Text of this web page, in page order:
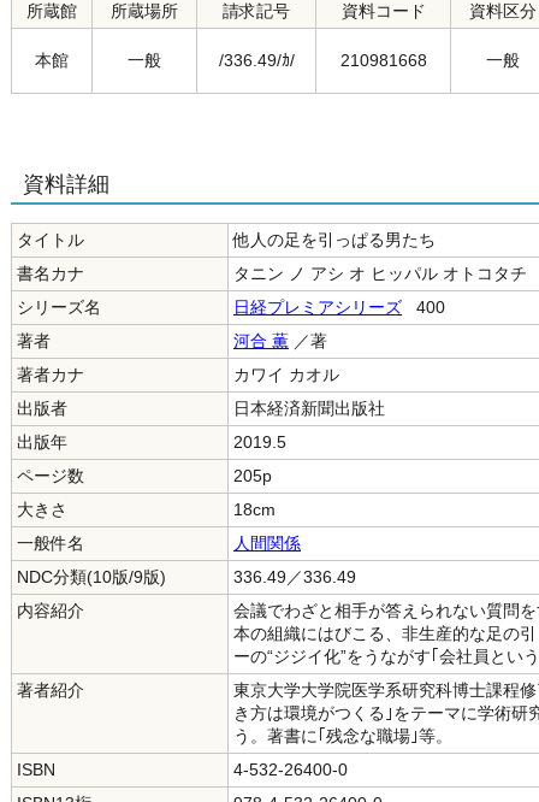
所蔵館 所蔵場所 請求記号 資料コード 資料区分
本館 一般 /336.49/ｶ/ 210981668 一般
資料詳細
タイトル
他人の足を引っぱる男たち
書名カナ
タニン ノ アシ オ ヒッパル オトコタチ
シリーズ名
日経プレミアシリーズ 400
著者
河合 薫 ／著
著者カナ
カワイ カオル
出版者
日本経済新聞出版社
出版年
2019.5
ページ数
205p
大きさ
18cm
一般件名
人間関係
NDC分類(10版/9版)
336.49／336.49
内容紹介
会議でわざと相手が答えられない質問
本の組織にはびこる、非生産的な足の
ーの“ジジイ化”をうながす｢会社員とい
著者紹介
東京大学大学院医学系研究科博士課程
き方は環境がつくる｣をテーマに学術
う。著書に｢残念な職場｣等。
ISBN
4-532-26400-0